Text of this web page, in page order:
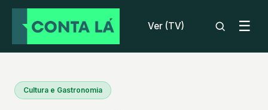
Ver (TV) ☰
Cultura e Gastronomia